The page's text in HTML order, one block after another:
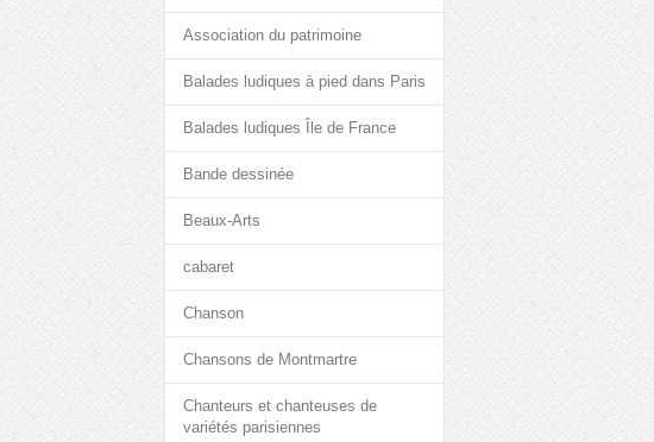
Association du patrimoine
Balades ludiques à pied dans Paris
Balades ludiques Île de France
Bande dessinée
Beaux-Arts
cabaret
Chanson
Chansons de Montmartre
Chanteurs et chanteuses de
variétés parisiennes